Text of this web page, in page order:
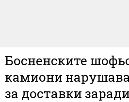
Босненските
камиони
за доставки